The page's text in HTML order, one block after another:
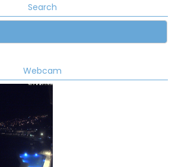
Search
Webcam